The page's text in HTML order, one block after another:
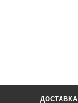
ДОСТАВКА